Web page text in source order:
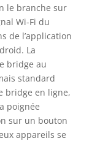
le branche sur
Wi-Fi du
de l’application
La
bridge au
standard
bridge en ligne,
poignée
sur un bouton
appareils se